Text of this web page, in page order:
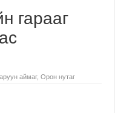
гарааг
аймаг,Орон нутаг